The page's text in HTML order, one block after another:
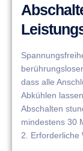
dass alle
​​Abkühlen
Abschalten
mindestens 30
​​2. Erforderliche